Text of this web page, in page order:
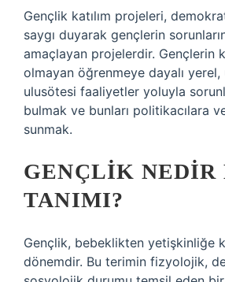
Gençlik katılım projeleri,
saygı duyarak gençlerin
amaçlayan projelerdir. Gençlerin
olmayan öğrenmeye dayalı yerel,
ulusötesi faaliyetler yoluyla
bulmak ve bunları politikacılara
sunmak.
GENÇLIK NEDIR
TANIMI?
Gençlik, bebeklikten yetişkinliğe
dönemdir. Bu terimin fizyolojik,